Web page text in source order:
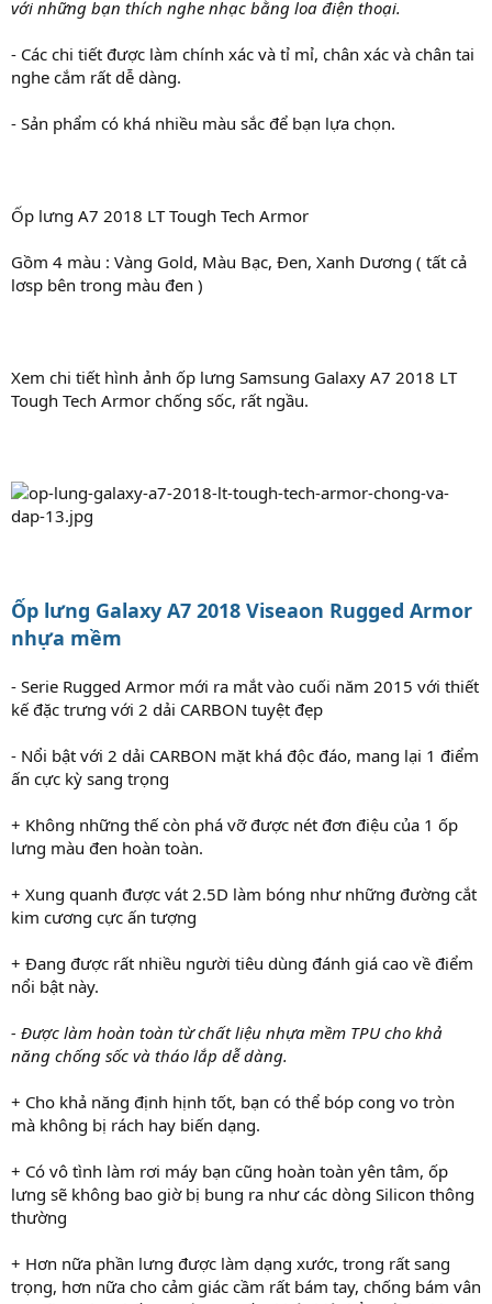
với những bạn thích nghe nhạc bằng loa điện thoại.
- Các chi tiết được làm chính xác và tỉ mỉ, chân xác và chân tai
nghe cắm rất dễ dàng.
- Sản phẩm có khá nhiều màu sắc để bạn lựa chọn.
Ốp lưng A7 2018 LT Tough Tech Armor
Gồm 4 màu : Vàng Gold, Màu Bạc, Đen, Xanh Dương ( tất cả
lơsp bên trong màu đen )
Xem chi tiết hình ảnh ốp lưng Samsung Galaxy A7 2018 LT
Tough Tech Armor chống sốc, rất ngầu.
Ốp lưng Galaxy A7 2018 Viseaon Rugged Armor
nhựa mềm
- Serie Rugged Armor mới ra mắt vào cuối năm 2015 với thiết
kế đặc trưng với 2 dải CARBON tuyệt đẹp
- Nổi bật với 2 dải CARBON mặt khá độc đáo, mang lại 1 điểm
ấn cực kỳ sang trọng
+ Không những thế còn phá vỡ được nét đơn điệu của 1 ốp
lưng màu đen hoàn toàn.
+ Xung quanh được vát 2.5D làm bóng như những đường cắt
kim cương cực ấn tượng
+ Đang được rất nhiều người tiêu dùng đánh giá cao về điểm
nổi bật này.
- Được làm hoàn toàn từ chất liệu nhựa mềm TPU cho khả
năng chống sốc và tháo lắp dễ dàng.
+ Cho khả năng định hịnh tốt, bạn có thể bóp cong vo tròn
mà không bị rách hay biến dạng.
+ Có vô tình làm rơi máy bạn cũng hoàn toàn yên tâm, ốp
lưng sẽ không bao giờ bị bung ra như các dòng Silicon thông
thường
+ Hơn nữa phần lưng được làm dạng xước, trong rất sang
trọng, hơn nữa cho cảm giác cầm rất bám tay, chống bám vân